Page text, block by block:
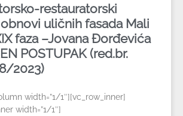
restauratorski
uličnih fasada Mali
faza –Jovana Đorđevića
POSTUPAK (red.br.
2023)
width=”1/1″][vc_row_inner]
width=”1/1″]